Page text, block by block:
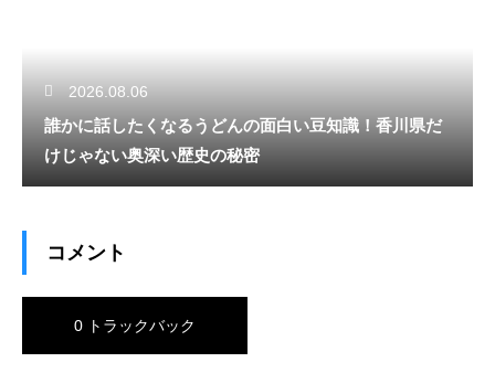
2026.08.06
誰かに話したくなるうどんの面白い豆知識！香川県だ
けじゃない奥深い歴史の秘密
コメント
0 トラックバック